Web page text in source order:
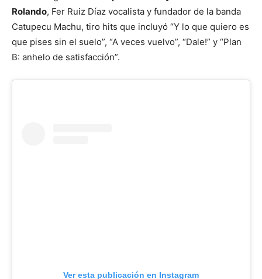
Rolando, Fer Ruiz Díaz vocalista y fundador de la banda
Catupecu Machu, tiro hits que incluyó “Y lo que quiero es
que pises sin el suelo”, “A veces vuelvo”, “Dale!” y “Plan
B: anhelo de satisfacción”.
Ver esta publicación en Instagram